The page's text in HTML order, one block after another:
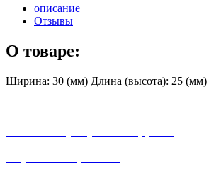
описание
Отзывы
О товаре:
Ширина: 30 (мм) Длина (высота): 25 (мм)